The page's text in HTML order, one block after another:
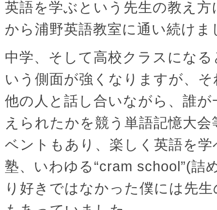
英語を学ぶという先生の教え
から浦野英語教室に通い続けま
中学、そして高校クラスにな
いう側面が強くなりますが、
他の人と話し合いながら、誰が
えられたかを競う単語記憶大
ベントもあり、楽しく英語を
塾、いわゆる“cram school”(詰
り好きではなかった僕には先